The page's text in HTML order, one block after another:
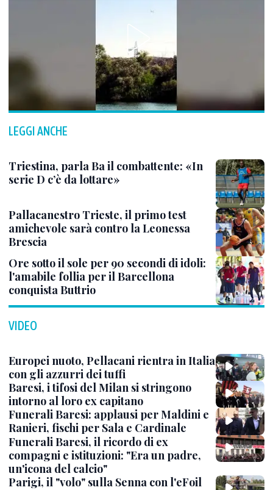
LEGGI ANCHE
Triestina, parla Ba il combattente: «In
serie D c’è da lottare»
Pallacanestro Trieste, il primo test
amichevole sarà contro la Leonessa
Brescia
Ore sotto il sole per 90 secondi di idoli:
l'amabile follia per il Barcellona
conquista Buttrio
VIDEO
Europei nuoto, Pellacani rientra in Italia
con gli azzurri dei tuffi
Baresi, i tifosi del Milan si stringono
intorno al loro ex capitano
Funerali Baresi: applausi per Maldini e
Ranieri, fischi per Sala e Cardinale
Funerali Baresi, il ricordo di ex
compagni e istituzioni: "Era un padre,
un'icona del calcio"
Parigi, il "volo" sulla Senna con l'eFoil